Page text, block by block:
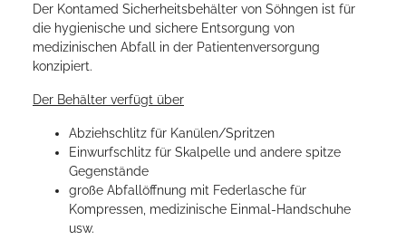
Der Kontamed Sicherheitsbehälter von Söhngen ist für
die hygienische und sichere Entsorgung von
medizinischen Abfall in der Patientenversorgung
konzipiert.
Der Behälter verfügt über
Abziehschlitz für Kanülen/Spritzen
Einwurfschlitz für Skalpelle und andere spitze
Gegenstände
große Abfallöffnung mit Federlasche für
Kompressen, medizinische Einmal-Handschuhe
usw.